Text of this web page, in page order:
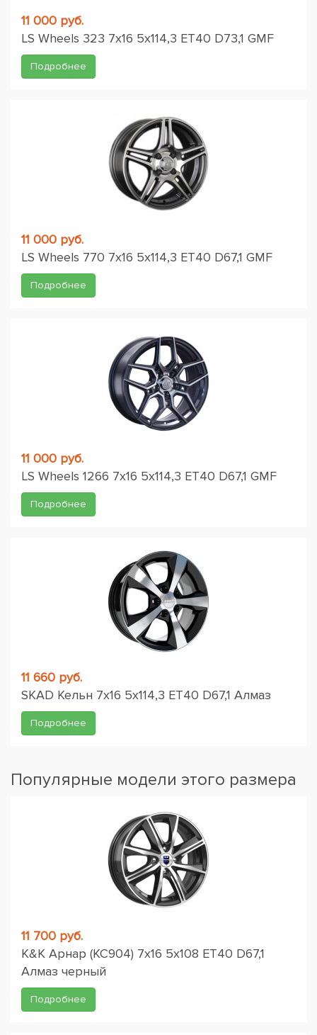
11 000 руб.
LS Wheels 323 7x16 5x114,3 ET40 D73,1 GMF
Подробнее
11 000 руб.
LS Wheels 770 7x16 5x114,3 ET40 D67,1 GMF
Подробнее
11 000 руб.
LS Wheels 1266 7x16 5x114,3 ET40 D67,1 GMF
Подробнее
11 660 руб.
SKAD Кельн 7x16 5x114,3 ET40 D67,1 Алмаз
Подробнее
Популярные модели этого размера
11 700 руб.
K&K Арнар (КС904) 7x16 5x108 ET40 D67,1
Алмаз черный
Подробнее